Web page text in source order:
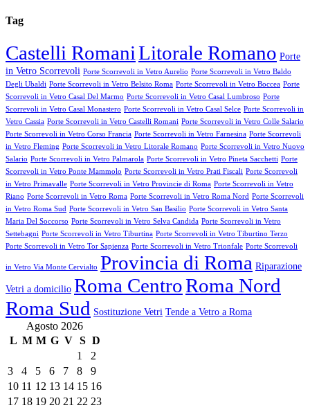
Tag
Castelli RomaniLitorale Romano Porte
in Vetro Scorrevoli Porte Scorrevoli in Vetro Aurelio Porte Scorrevoli in Vetro Baldo
Degli Ubaldi Porte Scorrevoli in Vetro Belsito Roma Porte Scorrevoli in Vetro Boccea Porte
Scorrevoli in Vetro Casal Del Marmo Porte Scorrevoli in Vetro Casal Lumbroso Porte
Scorrevoli in Vetro Casal Monastero Porte Scorrevoli in Vetro Casal Selce Porte Scorrevoli in
Vetro Cassia Porte Scorrevoli in Vetro Castelli Romani Porte Scorrevoli in Vetro Colle Salario
Porte Scorrevoli in Vetro Corso Francia Porte Scorrevoli in Vetro Farnesina Porte Scorrevoli
in Vetro Fleming Porte Scorrevoli in Vetro Litorale Romano Porte Scorrevoli in Vetro Nuovo
Salario Porte Scorrevoli in Vetro Palmarola Porte Scorrevoli in Vetro Pineta Sacchetti Porte
Scorrevoli in Vetro Ponte Mammolo Porte Scorrevoli in Vetro Prati Fiscali Porte Scorrevoli
in Vetro Primavalle Porte Scorrevoli in Vetro Provincie di Roma Porte Scorrevoli in Vetro
Riano Porte Scorrevoli in Vetro Roma Porte Scorrevoli in Vetro Roma Nord Porte Scorrevoli
in Vetro Roma Sud Porte Scorrevoli in Vetro San Basilio Porte Scorrevoli in Vetro Santa
Maria Del Soccorso Porte Scorrevoli in Vetro Selva Candida Porte Scorrevoli in Vetro
Settebagni Porte Scorrevoli in Vetro Tiburtina Porte Scorrevoli in Vetro Tiburtino Terzo
Porte Scorrevoli in Vetro Tor Sapienza Porte Scorrevoli in Vetro Trionfale Porte Scorrevoli
in Vetro Via Monte Cervialto Provincia di Roma Riparazione
Vetri a domicilio Roma CentroRoma Nord
Roma Sud Sostituzione Vetri Tende a Vetro a Roma
Agosto 2026
L M M G V S D
1
2
3
4 5 6 7 8
9
10 11 12 13 14 15 16
17 18 19 20 21 22 23